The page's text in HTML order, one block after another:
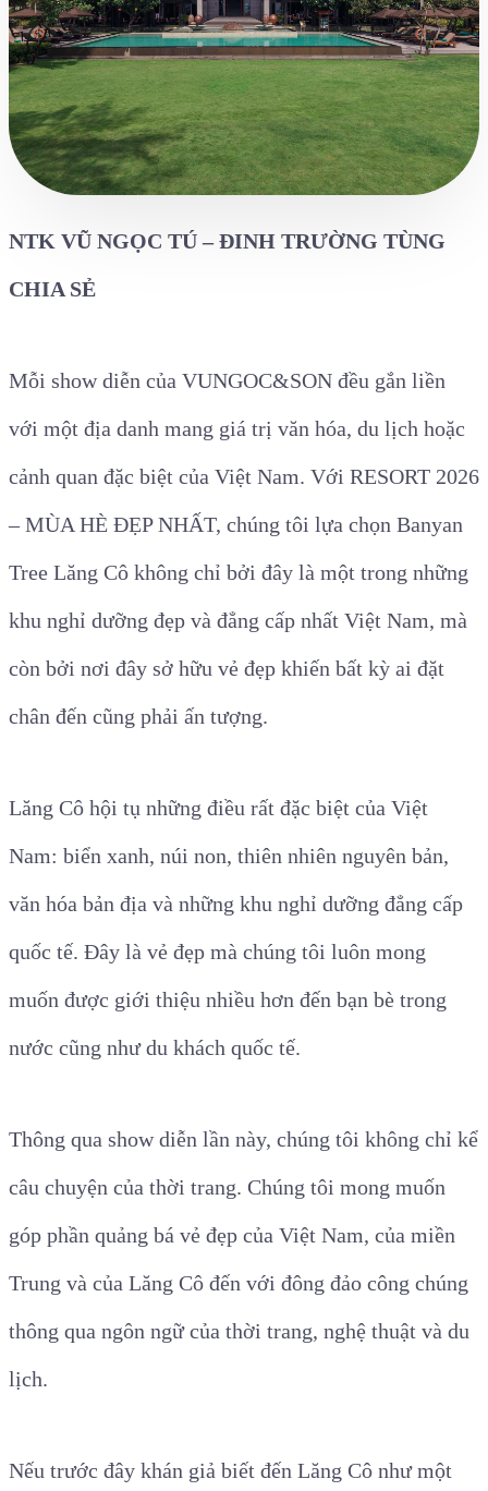
NTK VŨ NGỌC TÚ – ĐINH TRƯỜNG TÙNG
CHIA SẺ
Mỗi show diễn của VUNGOC&SON đều gắn liền
với một địa danh mang giá trị văn hóa, du lịch hoặc
cảnh quan đặc biệt của Việt Nam. Với RESORT 2026
– MÙA HÈ ĐẸP NHẤT, chúng tôi lựa chọn Banyan
Tree Lăng Cô không chỉ bởi đây là một trong những
khu nghỉ dưỡng đẹp và đẳng cấp nhất Việt Nam, mà
còn bởi nơi đây sở hữu vẻ đẹp khiến bất kỳ ai đặt
chân đến cũng phải ấn tượng.
Lăng Cô hội tụ những điều rất đặc biệt của Việt
Nam: biển xanh, núi non, thiên nhiên nguyên bản,
văn hóa bản địa và những khu nghỉ dưỡng đẳng cấp
quốc tế. Đây là vẻ đẹp mà chúng tôi luôn mong
muốn được giới thiệu nhiều hơn đến bạn bè trong
nước cũng như du khách quốc tế.
Thông qua show diễn lần này, chúng tôi không chỉ kể
câu chuyện của thời trang. Chúng tôi mong muốn
góp phần quảng bá vẻ đẹp của Việt Nam, của miền
Trung và của Lăng Cô đến với đông đảo công chúng
thông qua ngôn ngữ của thời trang, nghệ thuật và du
lịch.
Nếu trước đây khán giả biết đến Lăng Cô như một